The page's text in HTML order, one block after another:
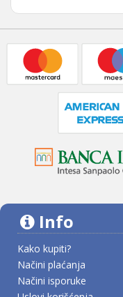
Info
Kako kupiti?
Načini plaćanja
Načini isporuke